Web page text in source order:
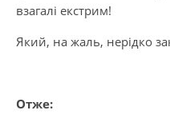
взагалі екстрим!
Який, на жаль, нерідко
Отже: